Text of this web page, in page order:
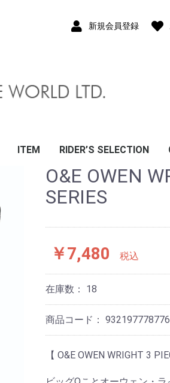
新規会員登録
クション/ステッ
シュコード
フボードフィン
チョ/タオル
フハット/インナ
タンクケース・カ
/ウォーターボッ
ドケース/カバー
ハードケース/
ラップ/バブル
ニットケース
テナンス/リペア
レーパー/ワック
ボックス/スタン
シートカバー/キャ
ガー/キーポケ
バッグ/ケース
アクセサリー
レル/雑貨
ンターアイテム
フボード/ソフト
シュコード
クション/ステッ
ショート / ミ
ファン / フィ
ロング / SUP
2～5本用（複
フボードフィン
ト/キャップ
ガー/ポンチョ/ア
バッグ/ケース
フボードラック
クス/リペア
フボードキャリア
ットスーツ/ブー
グローブ/ライクラ
・スキン＆
クラゲ除け
ITEM
ソフトボード
サーフボード(ハード)
O&Eウェットスーツ
デッキパッド
リーシュコード
ボードケース ハード
ニット
ボード
サーフワックス
スクレーパー/ワック
メンテナンス/リペア
シートカバー/キーポ
ケット/KEYBOX
サーフポンチョ/ウェ
ットハンガー
バケツ/ポリタンクケ
ース・カバー/防水バ
タッパー/ラッシュガ
ード/インナー
ボードラック/ボード
スタンド/キャリア
フィン/関連アイテム
サングラス
サーフハット/キャッ
プ/ヘルメット
ビーチサンダル/リー
フシューズ
SUP/ギア
ボディーボード
O&Eサーフブーツ/グ
ローブ/冬物
冬サーフアイテム サーフ
サーフ
保温イ
防寒ア
ファッション/アパレ
ル/ステッカー
Tシャ
バッグ
雑貨/
防災/衛生用品
DVD/書籍
RIDER’S SELECTION
CONNOR O’LEARY
KANOA IGARASHI
JOSHUA MONIZ
稲葉玲王
川合美乃里
大原沙莉
大村奈央
金沢呂偉
白波瀬海来
武藤裕亮
竹宮明菜
田口頼
関口海璃
井上鷹
西村優花
伊東李安琉
O&E OWEN
SERIES
￥7,480 税込
在庫数： 18
商品コード：
【 O&E OWEN WRIGHT 3